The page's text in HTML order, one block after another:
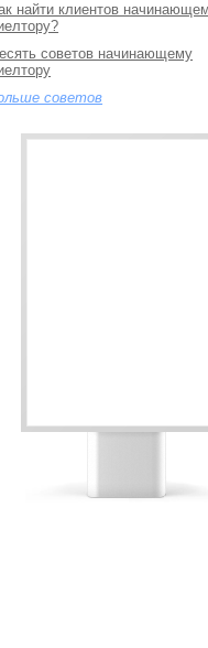
найти клиентов
советов начинающему
советов